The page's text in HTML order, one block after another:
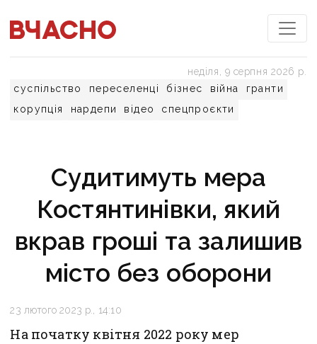
суспільство переселенці бізнес війна
гранти
корупція
нардепи відео спецпроєкти
неділя, 9 серпня 2026 р.
Судитимуть мера
Костянтинівки, який
вкрав гроші та залишив
місто без оборони
23 лютого 2023 р., 14:10
На початку квітня 2022 року мер